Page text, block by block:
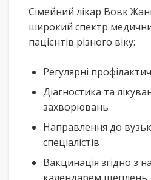
Сімейний лікар Вовк
широкий спектр
пацієнтів різного віку:
Регулярні
Діагностика та
захворювань
Направлення до
спеціалістів
Вакцинація згідно з